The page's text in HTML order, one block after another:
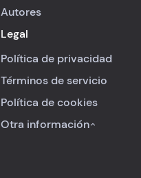
Autores
Legal
Política de privacidad
Términos de servicio
Política de cookies
Otra información